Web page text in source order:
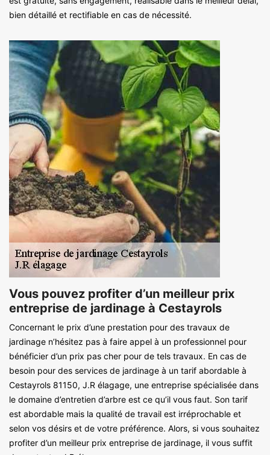
bien détaillé et rectifiable en cas de nécessité.
Vous pouvez profiter d’un meilleur prix
entreprise de jardinage à Cestayrols
Concernant le prix d’une prestation pour des travaux de
jardinage n’hésitez pas à faire appel à un professionnel pour
bénéficier d’un prix pas cher pour de tels travaux. En cas de
besoin pour des services de jardinage à un tarif abordable à
Cestayrols 81150, J.R élagage, une entreprise spécialisée dans
le domaine d’entretien d’arbre est ce qu’il vous faut. Son tarif
est abordable mais la qualité de travail est irréprochable et
selon vos désirs et de votre préférence. Alors, si vous souhaitez
profiter d’un meilleur prix entreprise de jardinage, il vous suffit